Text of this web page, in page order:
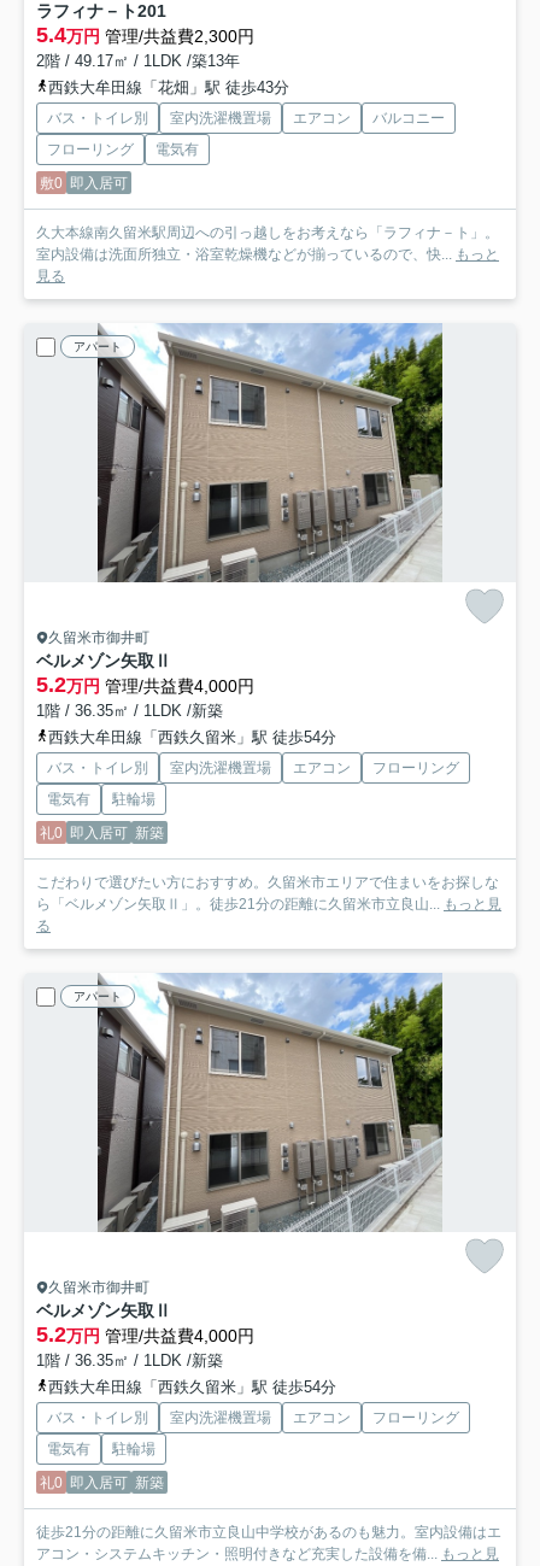
ラフィナ－ト201
5.4万円 管理/共益費2,300円
2階 / 49.17㎡ / 1LDK /築13年
西鉄大牟田線「花畑」駅 徒歩43分
バス・トイレ別 室内洗濯機置場 エアコン
バルコニー
フローリング
電気有
敷0 即入居可
久大本線南久留米駅周辺への引っ越しをお考えなら「ラフィナ－ト」。
室内設備は洗面所独立・浴室乾燥機などが揃っているので、快... もっと
見る
アパート
久留米市御井町
ベルメゾン矢取Ⅱ
5.2万円 管理/共益費4,000円
1階 / 36.35㎡ / 1LDK /新築
西鉄大牟田線「西鉄久留米」駅 徒歩54分
バス・トイレ別 室内洗濯機置場 エアコン
フローリング
電気有
駐輪場
礼0 即入居可 新築
こだわりで選びたい方におすすめ。久留米市エリアで住まいをお探しな
ら「ベルメゾン矢取Ⅱ」。徒歩21分の距離に久留米市立良山... もっと見
る
アパート
久留米市御井町
ベルメゾン矢取Ⅱ
5.2万円 管理/共益費4,000円
1階 / 36.35㎡ / 1LDK /新築
西鉄大牟田線「西鉄久留米」駅 徒歩54分
バス・トイレ別 室内洗濯機置場 エアコン
フローリング
電気有
駐輪場
礼0 即入居可 新築
徒歩21分の距離に久留米市立良山中学校があるのも魅力。室内設備はエ
アコン・システムキッチン・照明付きなど充実した設備を備... もっと見